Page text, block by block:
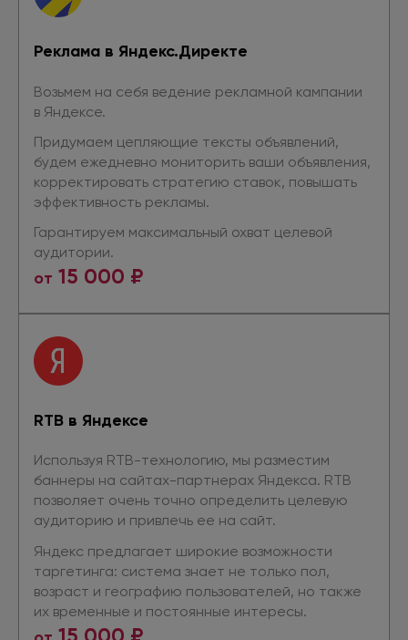
Реклама в Яндекс.Директе
Возьмем на себя ведение рекламной кампании
в Яндексе.
Придумаем цепляющие тексты объявлений,
будем ежедневно мониторить ваши объявления,
корректировать стратегию ставок, повышать
эффективность рекламы.
Гарантируем максимальный охват целевой
аудитории.
от 15 000 ₽
RTB в Яндексе
Используя RTB-технологию, мы разместим
баннеры на сайтах-партнерах Яндекса. RTB
позволяет очень точно определить целевую
аудиторию и привлечь ее на сайт.
Яндекс предлагает широкие возможности
таргетинга: система знает не только пол,
возраст и географию пользователей, но также
их временные и постоянные интересы.